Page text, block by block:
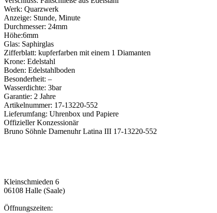
Werk: Quarzwerk
Anzeige: Stunde, Minute
Durchmesser: 24mm
Höhe:6mm
Glas: Saphirglas
Zifferblatt: kupferfarben mit einem 1 Diamanten
Krone: Edelstahl
Boden: Edelstahlboden
Besonderheit: –
Wasserdichte: 3bar
Garantie: 2 Jahre
Artikelnummer: 17-13220-552
Lieferumfang: Uhrenbox und Papiere
Offizieller Konzessionär
Bruno Söhnle Damenuhr Latina III 17-13220-552
Kleinschmieden 6
06108 Halle (Saale)
Öffnungszeiten: